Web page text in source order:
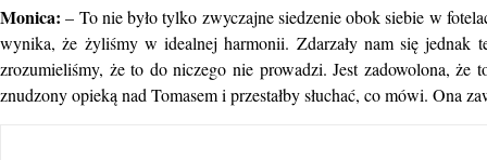
Monica: – To nie było tylko zwyczajne siedzenie obok siebie w
wynika, że żyliśmy w idealnej harmonii. Zdarzały nam się jednak
zrozumieliśmy, że to do niczego nie prowadzi. Jest zadowolona,
znudzony opieką nad Tomasem i przestałby słuchać, co mówi. Ona